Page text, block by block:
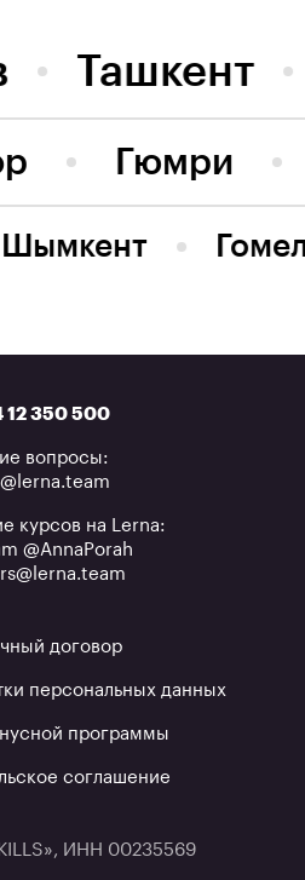
Ташкент
Гюмри
Шымкент
12 350 500
вопросы:
курсов на Lerna:
@AnnaPorah
договор
персональных данных
программы
соглашение
ИНН 00235569